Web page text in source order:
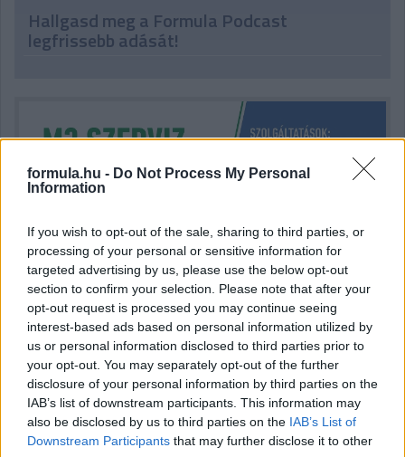
formula.hu - Do Not Process My Personal
Information
If you wish to opt-out of the sale, sharing to third parties, or
processing of your personal or sensitive information for
targeted advertising by us, please use the below opt-out
section to confirm your selection. Please note that after your
opt-out request is processed you may continue seeing
interest-based ads based on personal information utilized by
us or personal information disclosed to third parties prior to
your opt-out. You may separately opt-out of the further
disclosure of your personal information by third parties on the
IAB’s list of downstream participants. This information may
also be disclosed by us to third parties on the IAB’s List of
Downstream Participants that may further disclose it to other
Hallgasd meg a Formula Podcast
legfrissebb adását!
Kövess minket a Facebookon